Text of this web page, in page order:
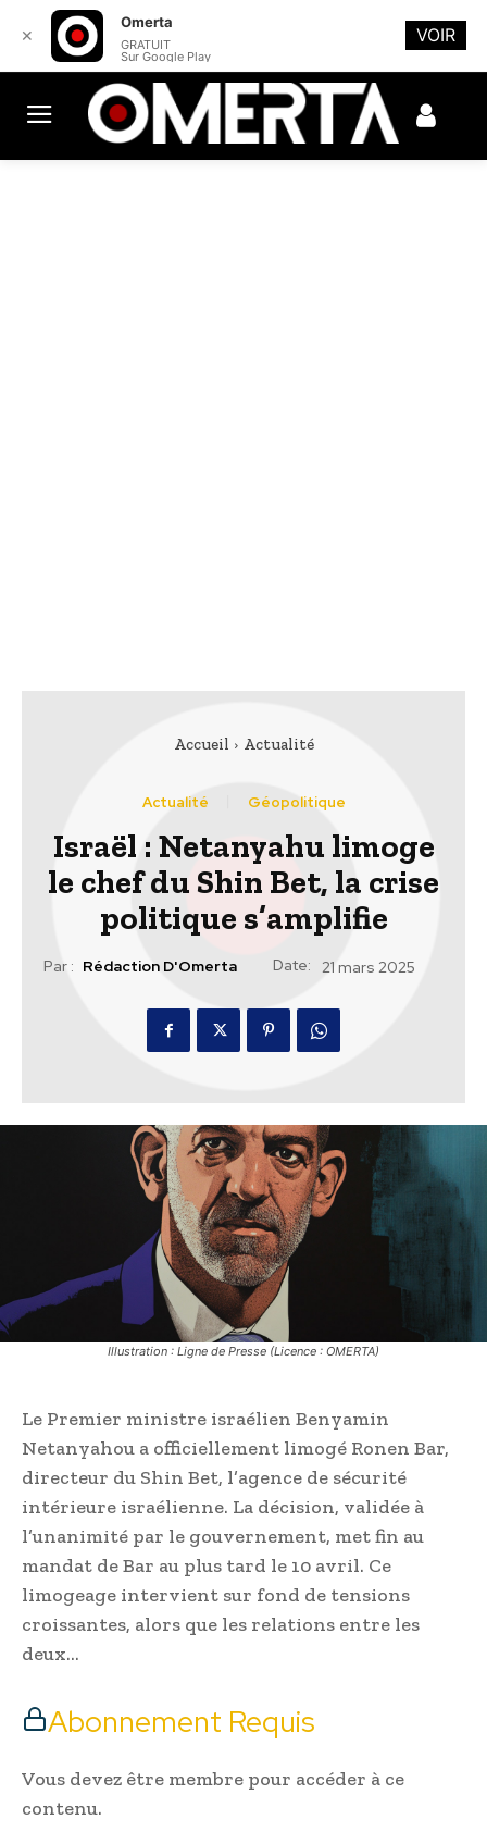
Accueil Actualité
Actualité Géopolitique
Israël : Netanyahu limoge
le chef du Shin Bet, la crise
politique s’amplifie
Par : Rédaction D'Omerta Date: 21 mars 2025
Illustration : Ligne de Presse (Licence : OMERTA)
Le Premier ministre israélien Benyamin
Netanyahou a officiellement limogé Ronen Bar,
directeur du Shin Bet, l’agence de sécurité
intérieure israélienne. La décision, validée à
l’unanimité par le gouvernement, met fin au
mandat de Bar au plus tard le 10 avril. Ce
limogeage intervient sur fond de tensions
croissantes, alors que les relations entre les
deux…
Abonnement Requis
Vous devez être membre pour accéder à ce
contenu.
✕
Omerta
GRATUIT
Sur Google Play
VOIR